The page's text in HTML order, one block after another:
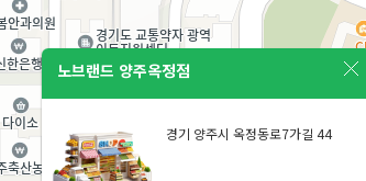
노브랜드 양주옥정점
경기 양주시 옥정동로7가길 44